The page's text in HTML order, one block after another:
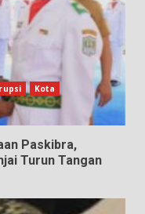
Kota
Paskibra,
Turun Tangan